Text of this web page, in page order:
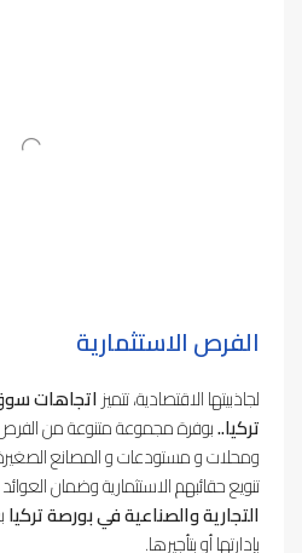
الفرص الاستثمارية
لجاذبيتها الاقتصادية، تتميزاتجاهات
تركيا..بوفرة مجموعة متنوعة من
ومحلات و مستودعات و المصانع
تنويع حقائبهم الاستثمارية وضمان
التجارية والصناعية في بورصة تركيا
بإدارتها أو بتأجيرها.